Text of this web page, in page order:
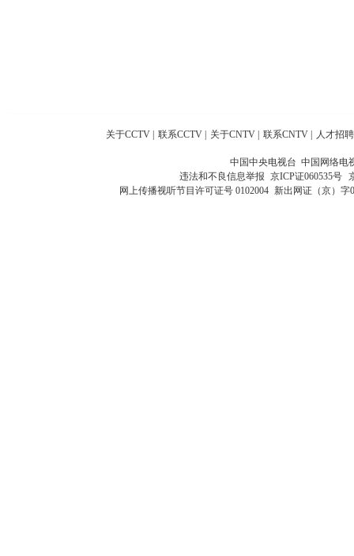
关于CCTV 联系CCTV 关于CNTV 联系CNTV 人才招聘
中国中央电视台 中国网络电
违法和不良信息举报 京ICP证060535号
网上传播视听节目许可证号 0102004 新出网证（京）